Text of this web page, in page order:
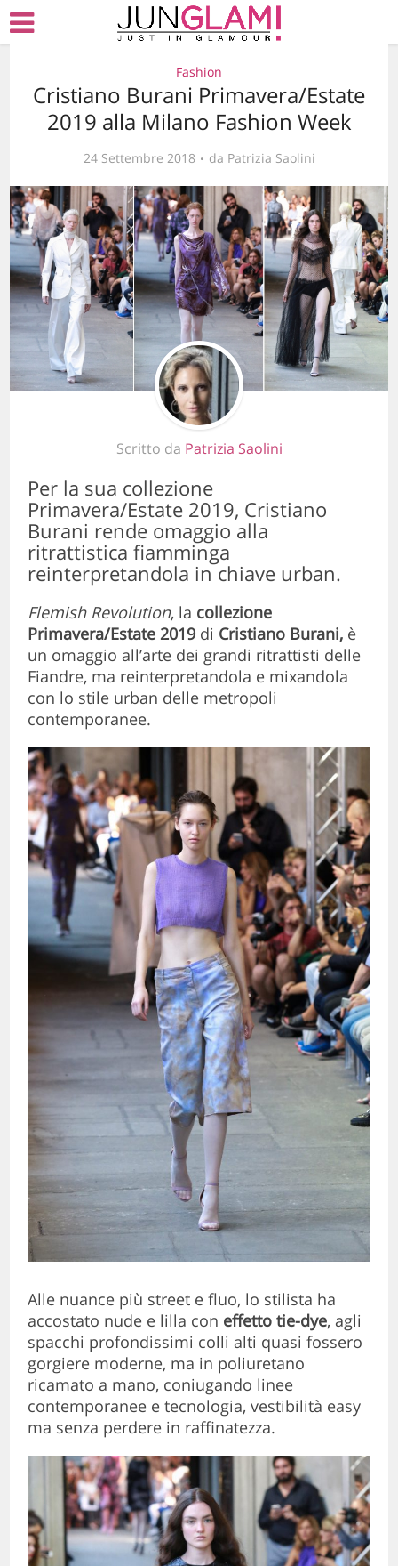
Fashion
Cristiano Burani Primavera/Estate
2019 alla Milano Fashion Week
24 Settembre 2018 da Patrizia Saolini
Scritto da Patrizia Saolini
Per la sua collezione
Primavera/Estate 2019, Cristiano
Burani rende omaggio alla
ritrattistica fiamminga
reinterpretandola in chiave urban.
Flemish Revolution, la collezione
Primavera/Estate 2019 di Cristiano Burani, è
un omaggio all’arte dei grandi ritrattisti delle
Fiandre, ma reinterpretandola e mixandola
con lo stile urban delle metropoli
contemporanee.
Alle nuance più street e fluo, lo stilista ha
accostato nude e lilla con effetto tie-dye, agli
spacchi profondissimi colli alti quasi fossero
gorgiere moderne, ma in poliuretano
ricamato a mano, coniugando linee
contemporanee e tecnologia, vestibilità easy
ma senza perdere in raffinatezza.